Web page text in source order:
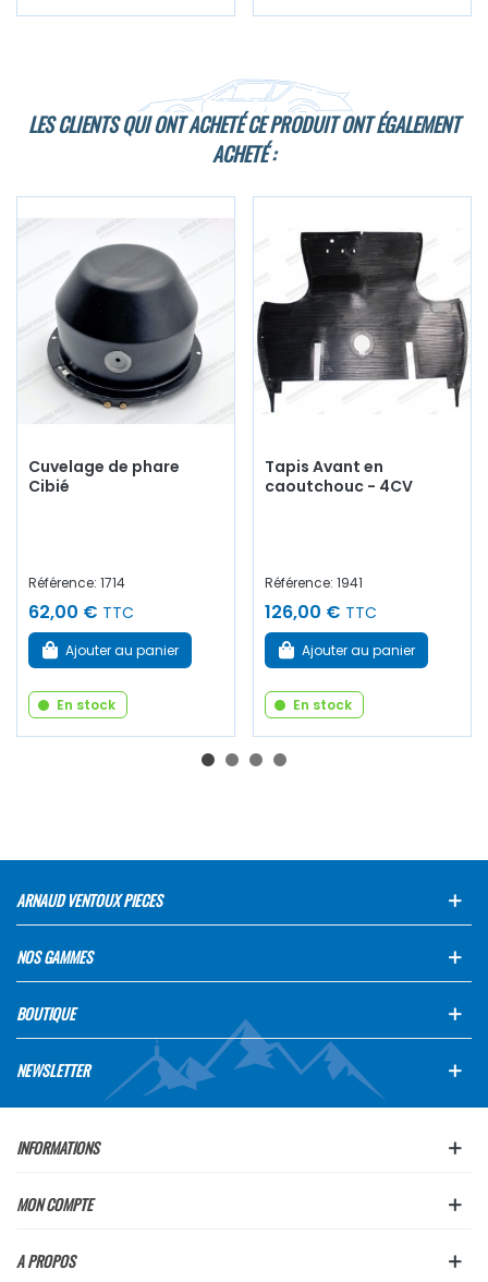
LES CLIENTS QUI ONT ACHETÉ CE PRODUIT ONT ÉGALEMENT
ACHETÉ :
Cuvelage de phare
Cibié
Référence: 1714
62,00 € TTC
Ajouter au panier
En stock
Tapis Avant en
caoutchouc - 4CV
Référence: 1941
126,00 € TTC
Ajouter au panier
En stock
ARNAUD VENTOUX PIECES
NOS GAMMES
BOUTIQUE
NEWSLETTER
INFORMATIONS
MON COMPTE
A PROPOS